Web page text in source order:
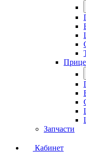
Запчасти
Кабинет